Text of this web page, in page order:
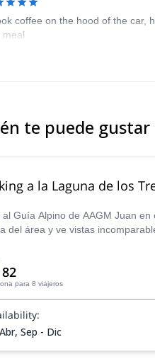
coffee on the hood of the car,
meal
te puede gustar
a la Laguna de los
al Guía Alpino de AAGM Juan
del área y ve vistas
para 8 viajeros
Sep - Dic